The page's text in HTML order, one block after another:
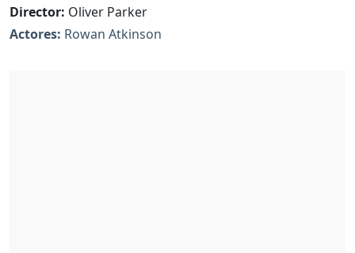
Director: Oliver Parker
Actores: Rowan Atkinson